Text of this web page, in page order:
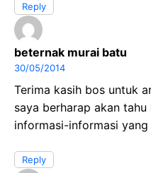
Reply
beternak murai batu
30/05/2014
Terima kasih bos untuk
saya berharap akan
informasi-informasi yang
Reply